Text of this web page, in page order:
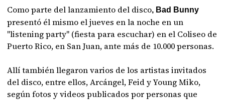
Como parte del lanzamiento del disco, Bad Bunny
presentó él mismo el jueves en la noche en un
"listening party" (fiesta para escuchar) en el Coliseo de
Puerto Rico, en San Juan, ante más de 10.000 personas.
Allí también llegaron varios de los artistas invitados
del disco, entre ellos, Arcángel, Feid y Young Miko,
según fotos y videos publicados por personas que